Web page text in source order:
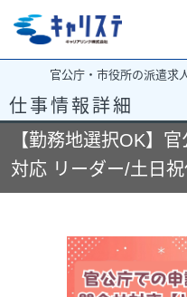
官公庁・市役所の派遣求
仕事情報詳細
【勤務地選択OK】
対応 リーダー/土日